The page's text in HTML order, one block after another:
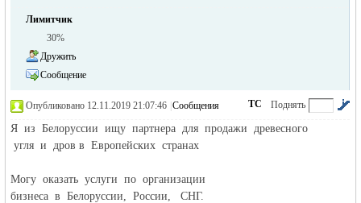
Лимитчик
30%
Дружить
Сообщение
Поднять
ТС
Опубликовано 12.11.2019 21:07:46 Сообщения
Я из Белоруссии ищу партнера для продажи древесного
угля и дров в Европейских странах
Могу оказать услуги по организации
бизнеса в Белоруссии, России, СНГ.